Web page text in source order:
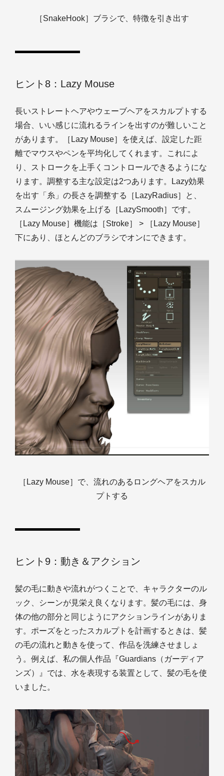
［SnakeHook］ブラシで、特徴を引き出す
ヒント8：Lazy Mouse
長いストレートヘアやウェーブヘアをスカルプトする
場合、いい感じに流れるラインを出すのが難しいこと
があります。［Lazy Mouse］を使えば、設定した距
離でマウスやペンを平均化してくれます。これによ
り、ストロークを上手くコントロールできるようにな
ります。調整する主な設定は2つあります。Lazy効果
を出す「糸」の長さを調整する［LazyRadius］と、
スムージング効果を上げる［LazySmooth］です。
［Lazy Mouse］機能は［Stroke］ > ［Lazy Mouse］
下にあり、ほとんどのブラシでオンにできます。
［Lazy Mouse］で、流れのあるロングヘアをスカル
プトする
ヒント9：動き＆アクション
髪の毛に動きや流れがつくことで、キャラクターのル
ック、シーンが見栄え良くなります。髪の毛には、身
体の他の部分と同じようにアクションラインがありま
す。ポーズをとったスカルプトを計画するときは、髪
の毛の流れと動きを使って、作品を洗練させましょ
う。例えば、私の個人作品『Guardians（ガーディア
ンズ）』では、水を表現する装置として、髪の毛を使
いました。